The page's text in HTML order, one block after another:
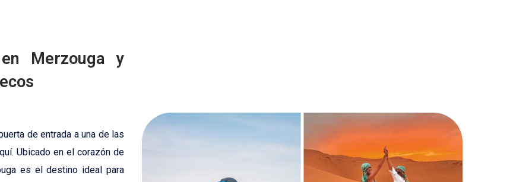
Merzouga y
de entrada a una de las
Ubicado en el corazón de
es el destino ideal para